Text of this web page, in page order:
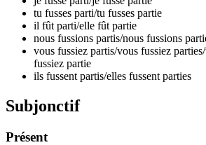
tu fusses parti/tu fusses partie
il fût parti/elle fût partie
nous fussions partis/nous fussions par
vous fussiez partis/vous fussiez parties
fussiez partie
ils fussent partis/elles fussent parties
Subjonctif
Présent